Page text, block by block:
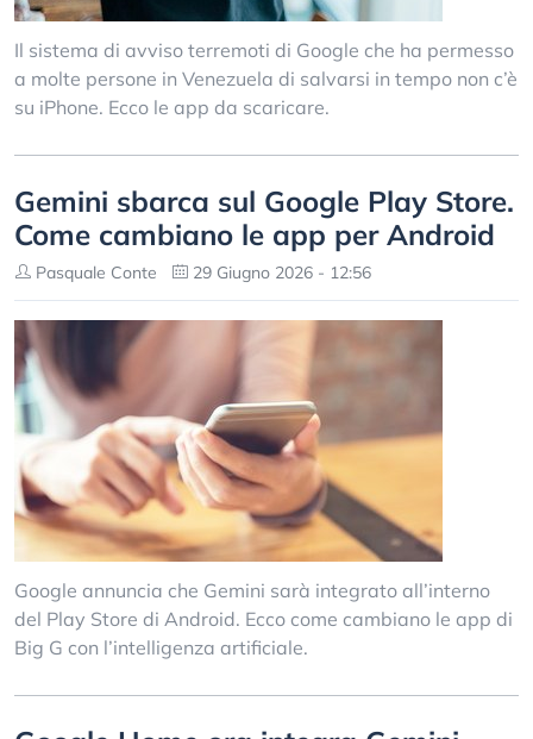
Il sistema di avviso terremoti di Google che ha permesso
a molte persone in Venezuela di salvarsi in tempo non c’è
su iPhone. Ecco le app da scaricare.
Gemini sbarca sul Google Play Store.
Come cambiano le app per Android
Pasquale Conte 29 Giugno 2026 - 12:56
Google annuncia che Gemini sarà integrato all’interno
del Play Store di Android. Ecco come cambiano le app di
Big G con l’intelligenza artificiale.